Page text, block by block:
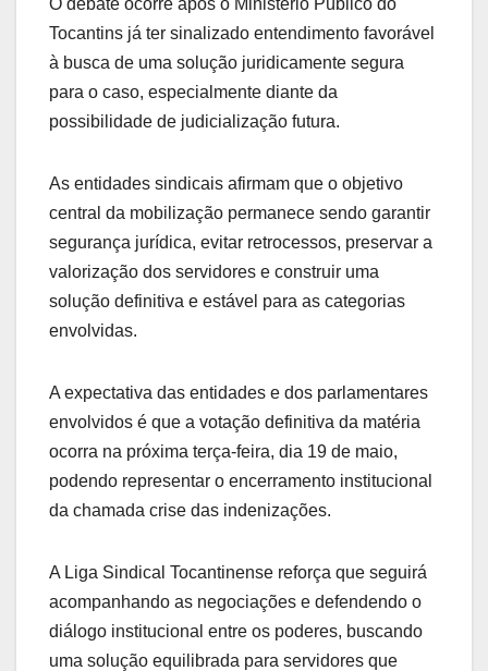
Tocantins já ter sinalizado entendimento favorável
à busca de uma solução juridicamente segura
para o caso, especialmente diante da
possibilidade de judicialização futura.
As entidades sindicais afirmam que o objetivo
central da mobilização permanece sendo garantir
segurança jurídica, evitar retrocessos, preservar a
valorização dos servidores e construir uma
solução definitiva e estável para as categorias
envolvidas.
A expectativa das entidades e dos parlamentares
envolvidos é que a votação definitiva da matéria
ocorra na próxima terça-feira, dia 19 de maio,
podendo representar o encerramento institucional
da chamada crise das indenizações.
A Liga Sindical Tocantinense reforça que seguirá
acompanhando as negociações e defendendo o
diálogo institucional entre os poderes, buscando
uma solução equilibrada para servidores que